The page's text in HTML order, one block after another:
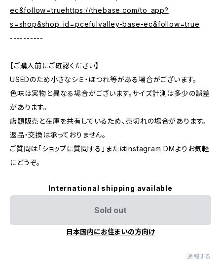
ec&follow=truehttps://thebase.com/to_app?
s=shop&shop_id=pcefulvalley-base-ec&follow=true
----------
【ご購入前にご確認ください】
USEDのため小さなシミ・ほつれ等がある場合がございます。
色味は実物と異なる場合がございます。サイズ計測は多少の誤差
があります。
店頭販売と在庫を共有しているため、売切れの場合があります。
返品・交換は承っておりません。
ご質問は「ショップに質問する」またはInstagram DMよりお気軽
にどうぞ。
International shipping available
Sold out
日本国内にお住まいの方向け
通報する